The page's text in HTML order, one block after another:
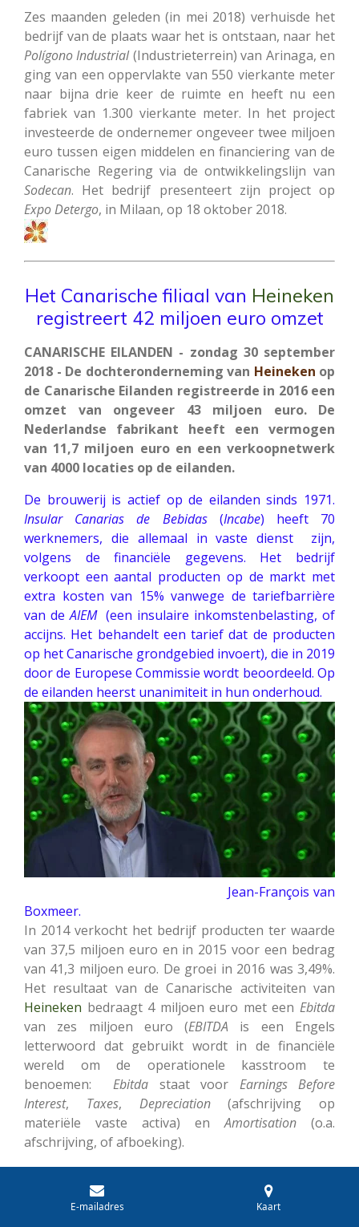
Zes maanden geleden (in mei 2018) verhuisde het
bedrijf van de plaats waar het is ontstaan, naar het
Polígono Industrial(Industrieterrein) van Arinaga, en
ging van een oppervlakte van 550 vierkante meter
naar bijna drie keer de ruimte en heeft nu een
fabriek van 1.300 vierkante meter. In het project
investeerde de ondernemer ongeveer twee miljoen
euro tussen eigen middelen en financiering van de
Canarische Regering via de ontwikkelingslijn van
Sodecan. Het bedrijf presenteert zijn project op
Expo Detergo, in Milaan, op 18 oktober 2018.
Het Canarische filiaal van Heineken
registreert 42 miljoen euro omzet
CANARISCHE EILANDEN - zondag 30 september
2018 - De dochteronderneming van Heineken op
de Canarische Eilanden registreerde in 2016 een
omzet van ongeveer 43 miljoen euro. De
Nederlandse fabrikant heeft een vermogen
van 11,7 miljoen euro en een verkoopnetwerk
van 4000 locaties op de eilanden.
De brouwerij is actief op de eilanden sinds 1971.
Insular
Canarias de Bebidas(Incabe) heeft 70
werknemers, die allemaal in vaste dienst zijn,
volgens de financiële gegevens. Het bedrijf
verkoopt een aantal producten op de markt met
extra kosten van 15% vanwege de tariefbarrière
van deAIEM (een insulaire inkomstenbelasting, of
accijns. Het behandelt een tarief dat de producten
op het Canarische grondgebied invoert), die in 2019
door de Europese Commissie wordt beoordeeld. Op
de eilanden heerst unanimiteit in hun onderhoud.
Jean-François van
Boxmeer.
In 2014 verkocht het bedrijf producten ter waarde
van 37,5 miljoen euro en in 2015 voor een bedrag
van 41,3 miljoen euro. De groei in 2016 was 3,49%.
Het resultaat van de Canarische activiteiten van
Heineken bedraagt 4 miljoen euro met eenEbitda
van zes miljoen euro (EBITDA is een Engels
letterwoord dat gebruikt wordt in de financiële
wereld om de operationele kasstroom te
benoemen:
Ebitda staat voor Earnings
Before
Interest, Taxes, Depreciation(afschrijving op
materiële vaste activa) enAmortisation (o.a.
afschrijving, of afboeking).
twintig jaar geleden op Tenerife had. De hele
Canarische samenleving is sinds 2003 onder de
E-mailadres Kaart